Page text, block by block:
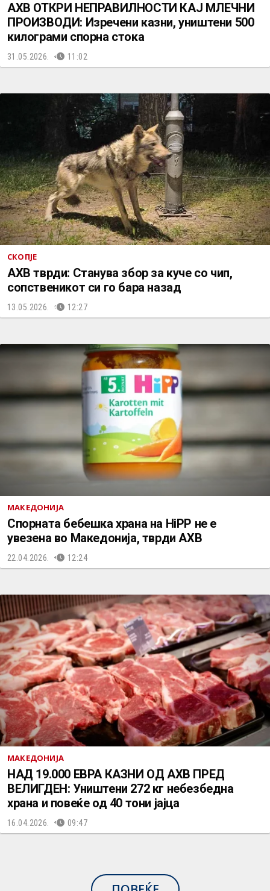
АХВ ОТКРИ НЕПРАВИЛНОСТИ КАЈ МЛЕЧНИ
ПРОИЗВОДИ: Изречени казни, уништени 500
килограми спорна стока
31.05.2026. 11:02
СКОПЈЕ
АХВ тврди: Станува збор за куче со чип,
сопственикот си го бара назад
13.05.2026. 12:27
МАКЕДОНИЈА
Спорната бебешка храна на HiPP не е
увезена во Македонија, тврди АХВ
22.04.2026. 12:24
МАКЕДОНИЈА
НАД 19.000 ЕВРА КАЗНИ ОД АХВ ПРЕД
ВЕЛИГДЕН: Уништени 272 кг небезбедна
храна и повеќе од 40 тони јајца
16.04.2026. 09:47